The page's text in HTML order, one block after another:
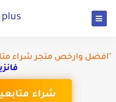
"افضل وارخص متجر شراء
شراء